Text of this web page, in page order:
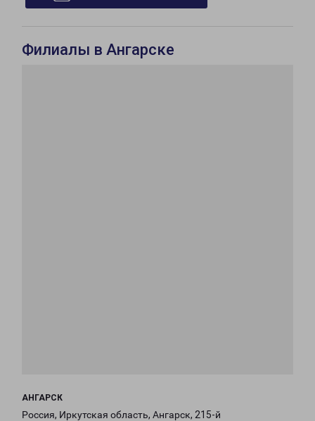
Филиалы в Ангарске
АНГАРСК
Россия, Иркутская область, Ангарск, 215-й